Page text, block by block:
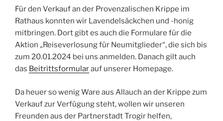
Für den Verkauf an der Provenzalischen Krippe im
Rathaus konnten wir Lavendelsäckchen und -honig
mitbringen. Dort gibt es auch die Formulare für die
Aktion „Reiseverlosung für Neumitglieder“, die sich bis
zum 20.01.2024 bei uns anmelden. Danach gilt auch
das Beitrittsformularauf unserer Homepage.
Da heuer so wenig Ware aus Allauch an der Krippe zum
Verkauf zur Verfügung steht, wollen wir unseren
Freunden aus der Partnerstadt Trogir helfen,